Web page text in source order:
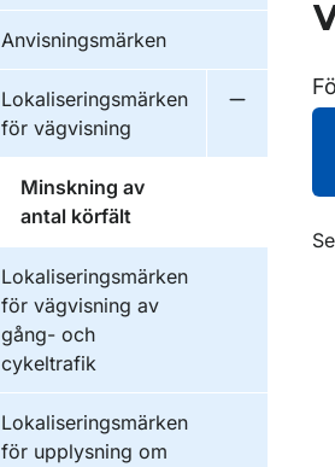
Anvisningsmärken
Lokaliseringsmärken
för vägvisning
Minskning av
antal körfält
Lokaliseringsmärken
för vägvisning av
gång- och
cykeltrafik
Lokaliseringsmärken
för upplysning om